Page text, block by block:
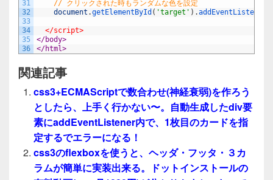
31
32
33
34
35
36
// クリックされた時もランダムな色を設定
document .getElementById ( 'target' ) .addEventListener
</script>
</body>
</html>
関連記事
css3+ECMAScriptで数合わせ(神経衰弱)を作ろう
としたら、上手く行かない〜。自動生成したdiv要
素にaddEventListener内で、1枚目のカードを指
定するでエラーになる！
css3のflexboxを使うと、ヘッダ・フッタ・３カ
ラムが簡単に実装出来る。ドットインストールの